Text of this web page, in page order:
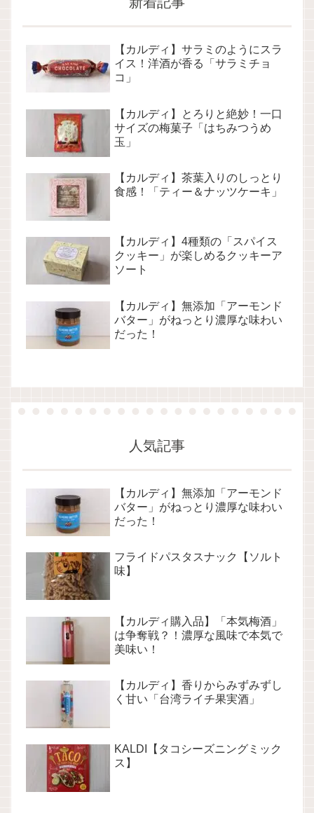
【カルディ】サラミのようにスラ
イス！洋酒が香る「サラミチョ
コ」
【カルディ】とろりと絶妙！一口
サイズの梅菓子「はちみつうめ
玉」
【カルディ】茶葉入りのしっとり
食感！「ティー＆ナッツケーキ」
【カルディ】4種類の「スパイス
クッキー」が楽しめるクッキーア
ソート
【カルディ】無添加「アーモンド
バター」がねっとり濃厚な味わい
だった！
人気記事
【カルディ】無添加「アーモンド
バター」がねっとり濃厚な味わい
だった！
フライドパスタスナック【ソルト
味】
【カルディ購入品】「本気梅酒」
は争奪戦？！濃厚な風味で本気で
美味い！
【カルディ】香りからみずみずし
く甘い「台湾ライチ果実酒」
KALDI【タコシーズニングミック
ス】